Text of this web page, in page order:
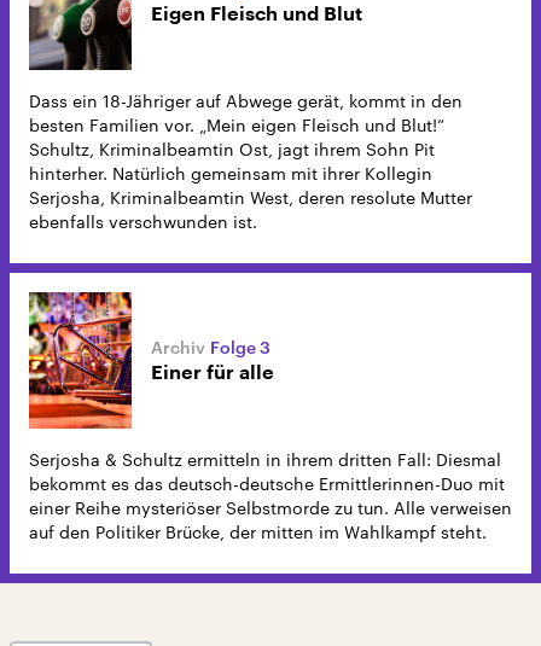
Eigen Fleisch und Blut
Dass ein 18-Jähriger auf Abwege gerät, kommt in den
besten Familien vor. „Mein eigen Fleisch und Blut!“
Schultz, Kriminalbeamtin Ost, jagt ihrem Sohn Pit
hinterher. Natürlich gemeinsam mit ihrer Kollegin
Serjosha, Kriminalbeamtin West, deren resolute Mutter
ebenfalls verschwunden ist.
Folge 3
Einer für alle
Serjosha & Schultz ermitteln in ihrem dritten Fall: Diesmal
bekommt es das deutsch-deutsche Ermittlerinnen-Duo mit
einer Reihe mysteriöser Selbstmorde zu tun. Alle verweisen
auf den Politiker Brücke, der mitten im Wahlkampf steht.